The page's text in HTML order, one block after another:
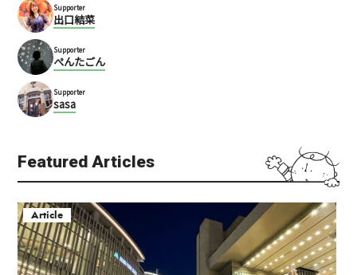
Supporter
出口結菜
Supporter
ぺんたごん
Supporter
sasa
Featured Articles
Article